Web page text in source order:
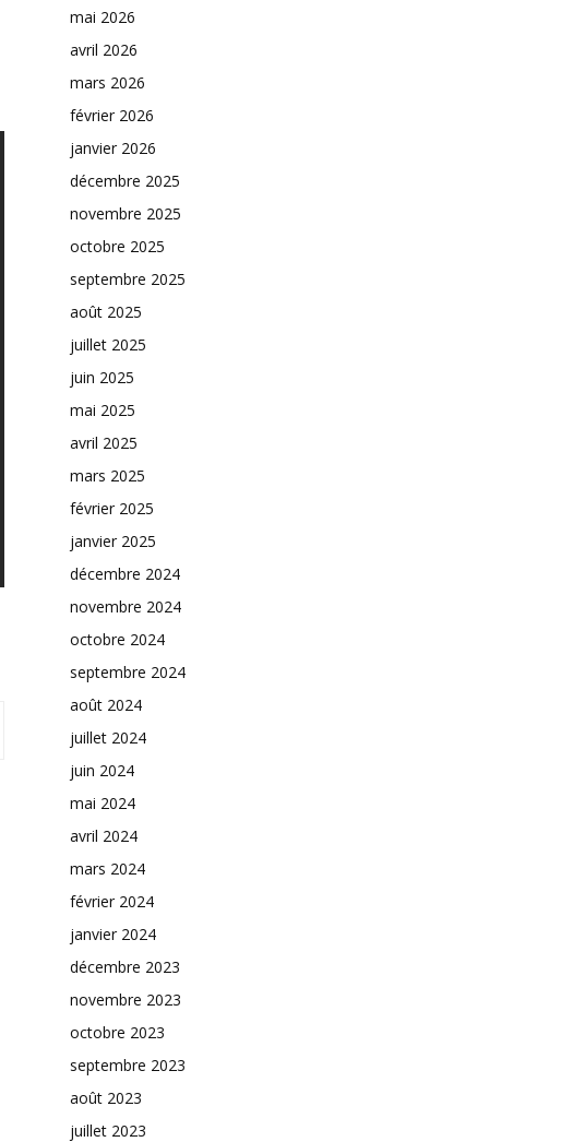
mai 2026
avril 2026
mars 2026
février 2026
janvier 2026
décembre 2025
novembre 2025
octobre 2025
septembre 2025
août 2025
juillet 2025
juin 2025
mai 2025
avril 2025
mars 2025
février 2025
janvier 2025
décembre 2024
novembre 2024
octobre 2024
septembre 2024
août 2024
juillet 2024
juin 2024
mai 2024
avril 2024
mars 2024
février 2024
janvier 2024
décembre 2023
novembre 2023
octobre 2023
septembre 2023
août 2023
juillet 2023